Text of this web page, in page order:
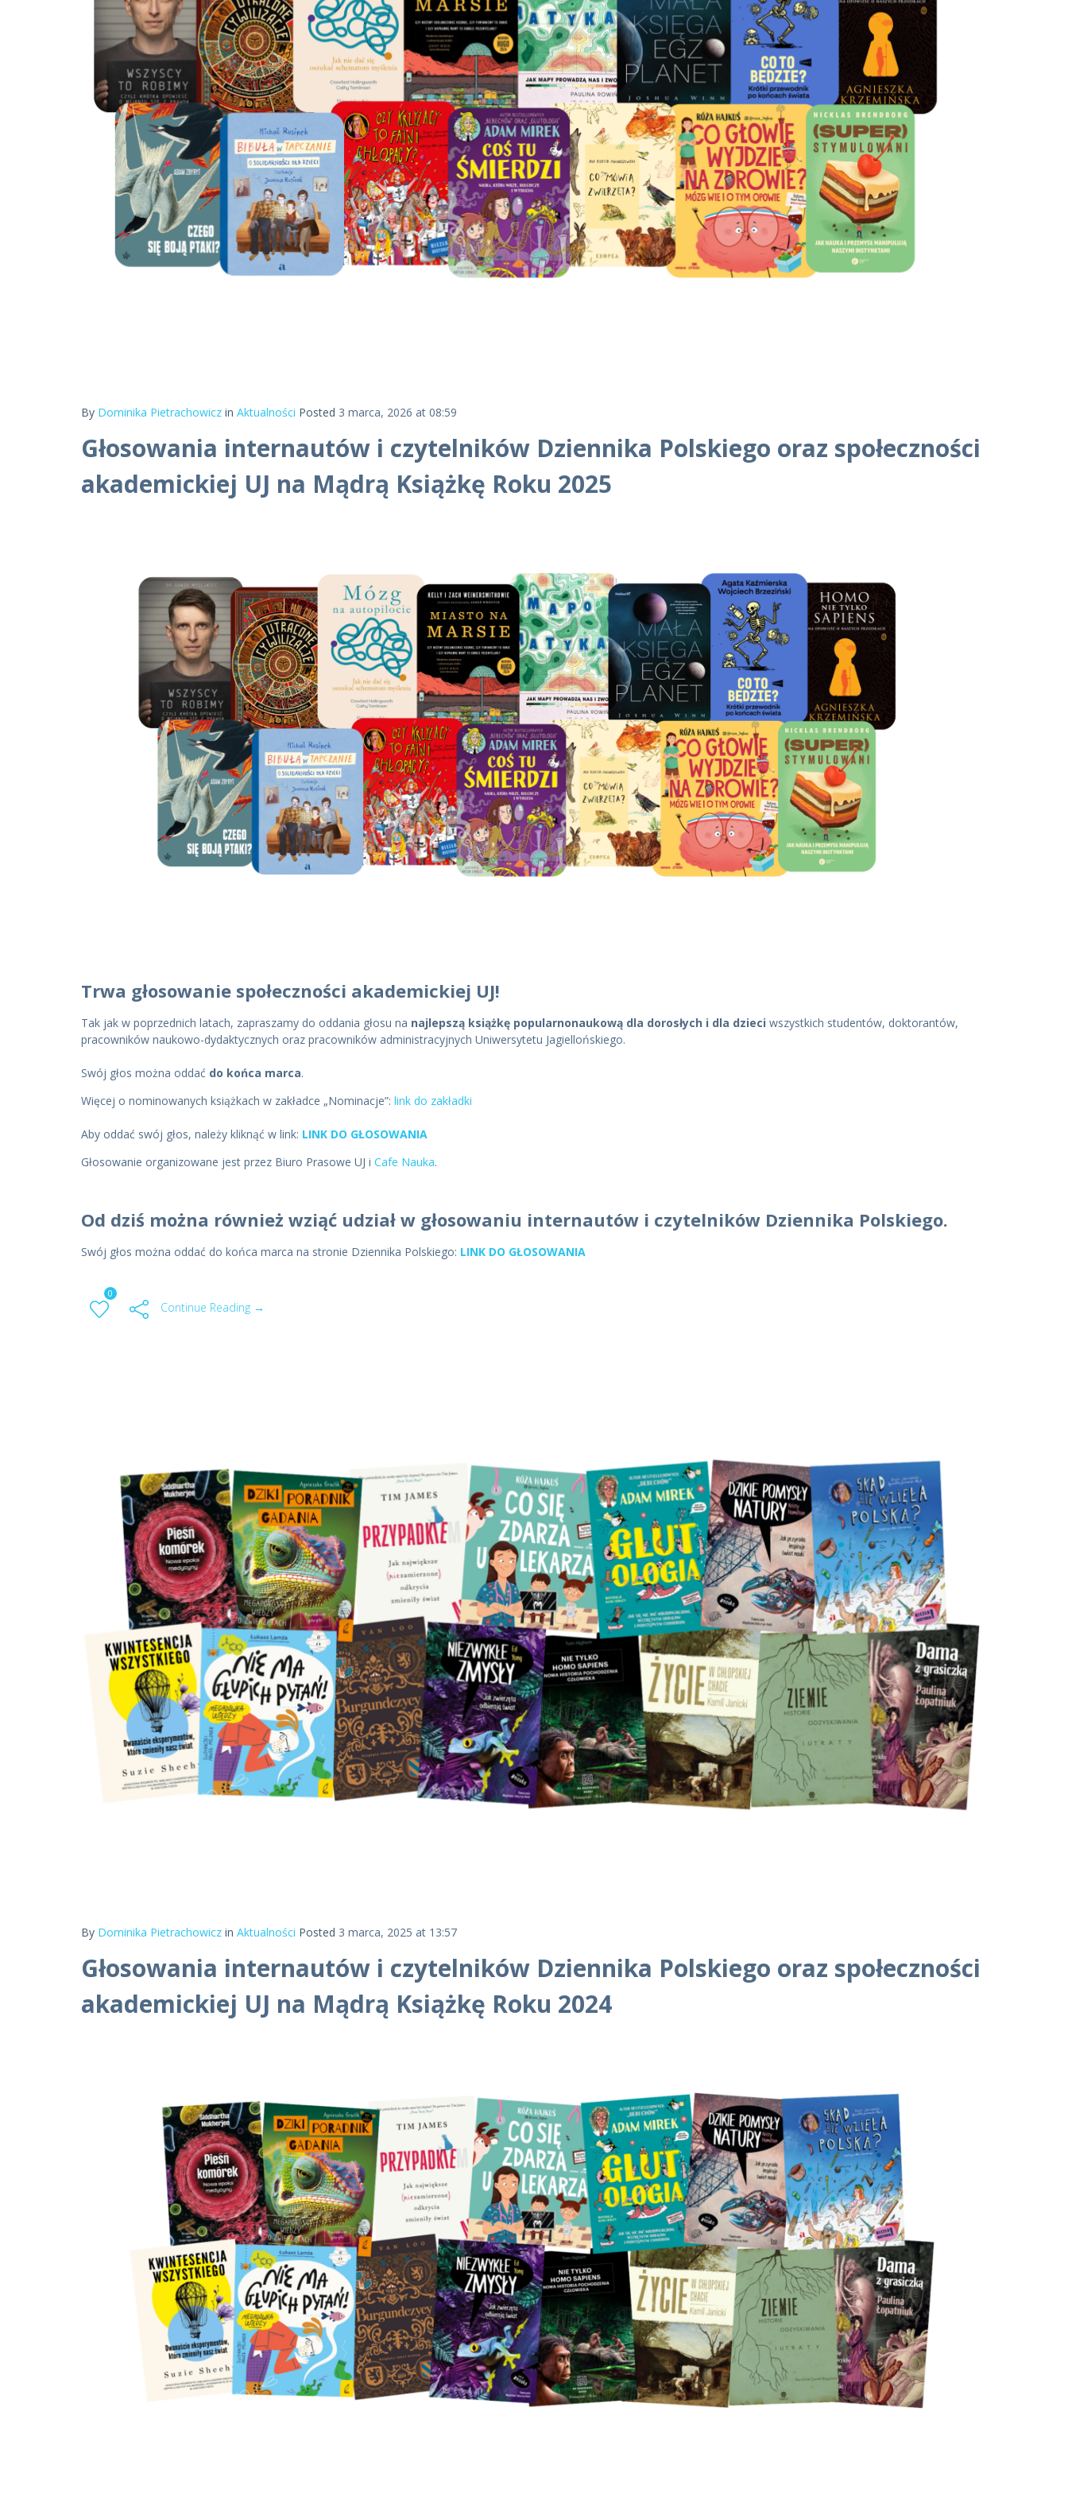
By Dominika Pietrachowicz in Aktualności Posted 3 marca, 2026 at 08:59
Głosowania internautów i czytelników Dziennika Polskiego oraz społeczności
akademickiej UJ na Mądrą Książkę Roku 2025
Trwa głosowanie społeczności akademickiej UJ!
Tak jak w poprzednich latach, zapraszamy do oddania głosu na najlepszą książkę popularnonaukową dla dorosłych i dla dzieci wszystkich studentów, doktorantów,
pracowników naukowo-dydaktycznych oraz pracowników administracyjnych Uniwersytetu Jagiellońskiego.
Swój głos można oddać do końca marca.
Więcej o nominowanych książkach w zakładce „Nominacje”: link do zakładki
Aby oddać swój głos, należy kliknąć w link: LINK DO GŁOSOWANIA
Głosowanie organizowane jest przez Biuro Prasowe UJ i Cafe Nauka.
Od dziś można również wziąć udział w głosowaniu internautów i czytelników Dziennika Polskiego.
Swój głos można oddać do końca marca na stronie Dziennika Polskiego: LINK DO GŁOSOWANIA
0
Continue Reading →
By Dominika Pietrachowicz in Aktualności Posted 3 marca, 2025 at 13:57
Głosowania internautów i czytelników Dziennika Polskiego oraz społeczności
akademickiej UJ na Mądrą Książkę Roku 2024